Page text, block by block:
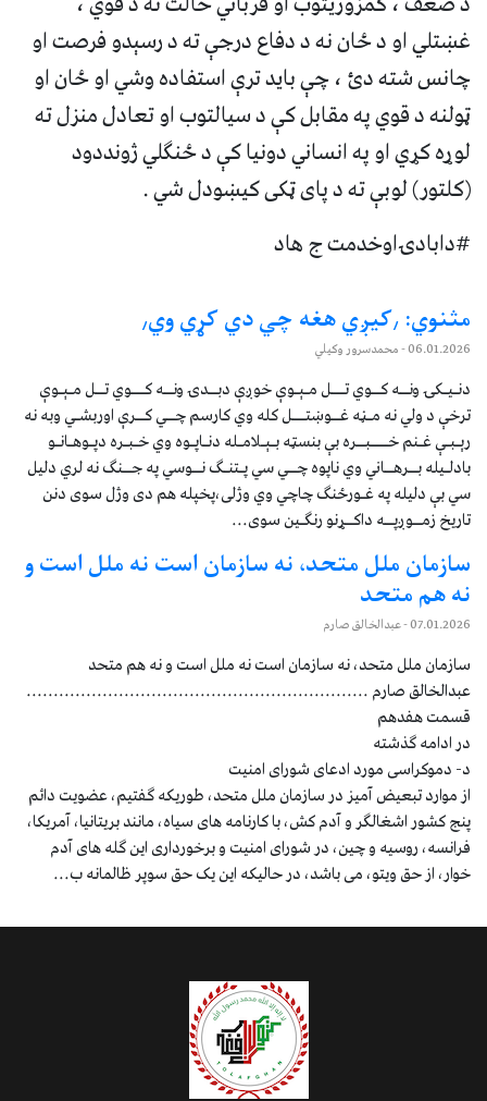
غښتلي او د ځان نه د دفاع درجې ته د رسېدو فرصت او
چانس شته دئ ، چې بايد ترې استفاده وشي او ځان او
ټولنه د قوي په مقابل کې د سيالتوب او تعادل منزل ته
لوړه کړي او په انساني دونيا کې د ځنګلي ژونددود
(کلتور) لوبې ته د پای ټکی کیښودل شي .
#دابادۍاوخدمت ج هاد
مثنوي: ٫کیږي هغه چي دي کړي وي٫
06.01.2026- محمدسرور وکیلي
دنـیـکۍ ونــه کــوي تـــل مـېـوې خوږې دبــدۍ ونــه کـــوي تــل مـېـوې
ترخې د ولي نه مـڼه غــوښتـــل کله وي کارسم چــي کــرې اوربشـي وبه نه
رېـبـې غـنم خــــبــره بې بنسټه بـېـلامـله دنـاپـوه وي خـبـره دپـوهـانـو
بادلـیله بــرهــاني وي ناپوه چــي سي پـتنـګ نــوسي په جــنګ نه لري دلیل
سي بې دلیله په غـورځنګ چاچي وي وژلی،پخپله هم دی وژل سوی دنن
تاریخ زمــوږپــه داکــړنو رنګـین سوی...
سازمان ملل متحد، نه سازمان است نه ملل است و
نه هم متحد
07.01.2026- عبدالخالق صارم
سازمان ملل متحد، نه سازمان است نه ملل است و نه هم متحد
عبدالخالق صارم ...............................................................
قسمت هفدهم
در ادامه گذشته
د- دموکراسی مورد ادعای شورای امنیت
از موارد تبعيض آميز در سازمان ملل متحد، طوریکه گفتیم، عضويت دائم
پنج کشور اشغالگر و آدم کش، با کارنامه های سیاه، مانند بریتانیا، آمریکا،
فرانسه، روسیه و چین، در شوراى امنيت و برخوردارى این گله های آدم
خوار، از حق ویتو، می باشد، در حالیکه این یک حق سوپر ظالمانه ب...